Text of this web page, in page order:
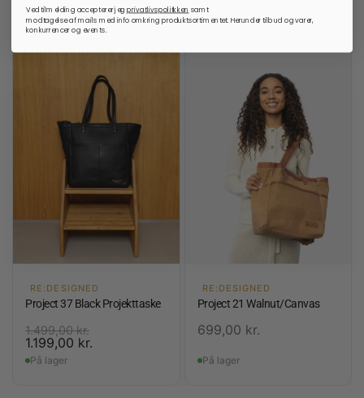
På lager På lager
RE:DESIGNED
Project 37 Black Projekttaske
1.499,00kr.
1.199,00 kr.
På lager
RE:DESIGNED
Project 21 Walnut/Canvas
699,00 kr.
På lager
Ved tilmelding accepterer jegprivatlivspolitkken samt
modtagelse af mails med info omkring produktsortimentet. Herunder tilbud og varer,
konkurrencer og events.